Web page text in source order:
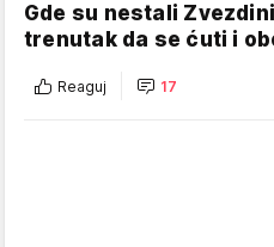
Gde su nestali
trenutak da se ćuti i
Reaguj 17